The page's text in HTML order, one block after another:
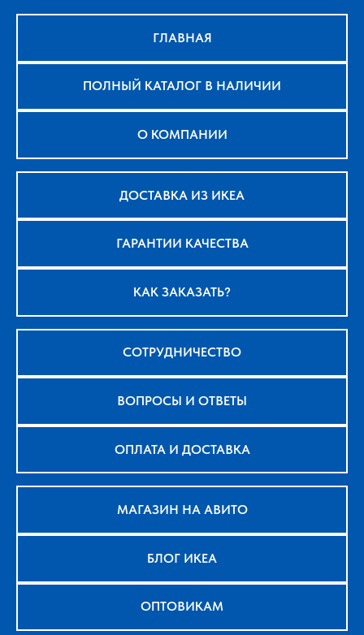
ГЛАВНАЯ
ПОЛНЫЙ КАТАЛОГ В НАЛИЧИИ
О КОМПАНИИ
ДОСТАВКА ИЗ ИКЕА
ГАРАНТИИ КАЧЕСТВА
КАК ЗАКАЗАТЬ?
СОТРУДНИЧЕСТВО
ВОПРОСЫ И ОТВЕТЫ
ОПЛАТА И ДОСТАВКА
МАГАЗИН НА АВИТО
БЛОГ ИКЕА
ОПТОВИКАМ